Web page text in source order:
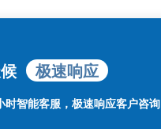
极速响应
时智能客服，极速响应客户咨询